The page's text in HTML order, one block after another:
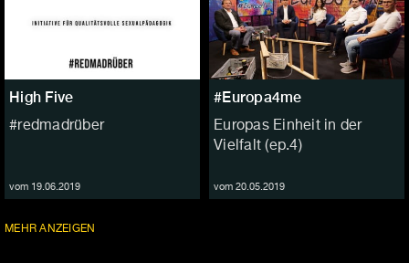
High Five
#redmadrüber
vom 19.06.2019
#Europa4me
Europas Einheit in der
Vielfalt (ep.4)
vom 20.05.2019
MEHRFOLGEN
ANZEIGEN